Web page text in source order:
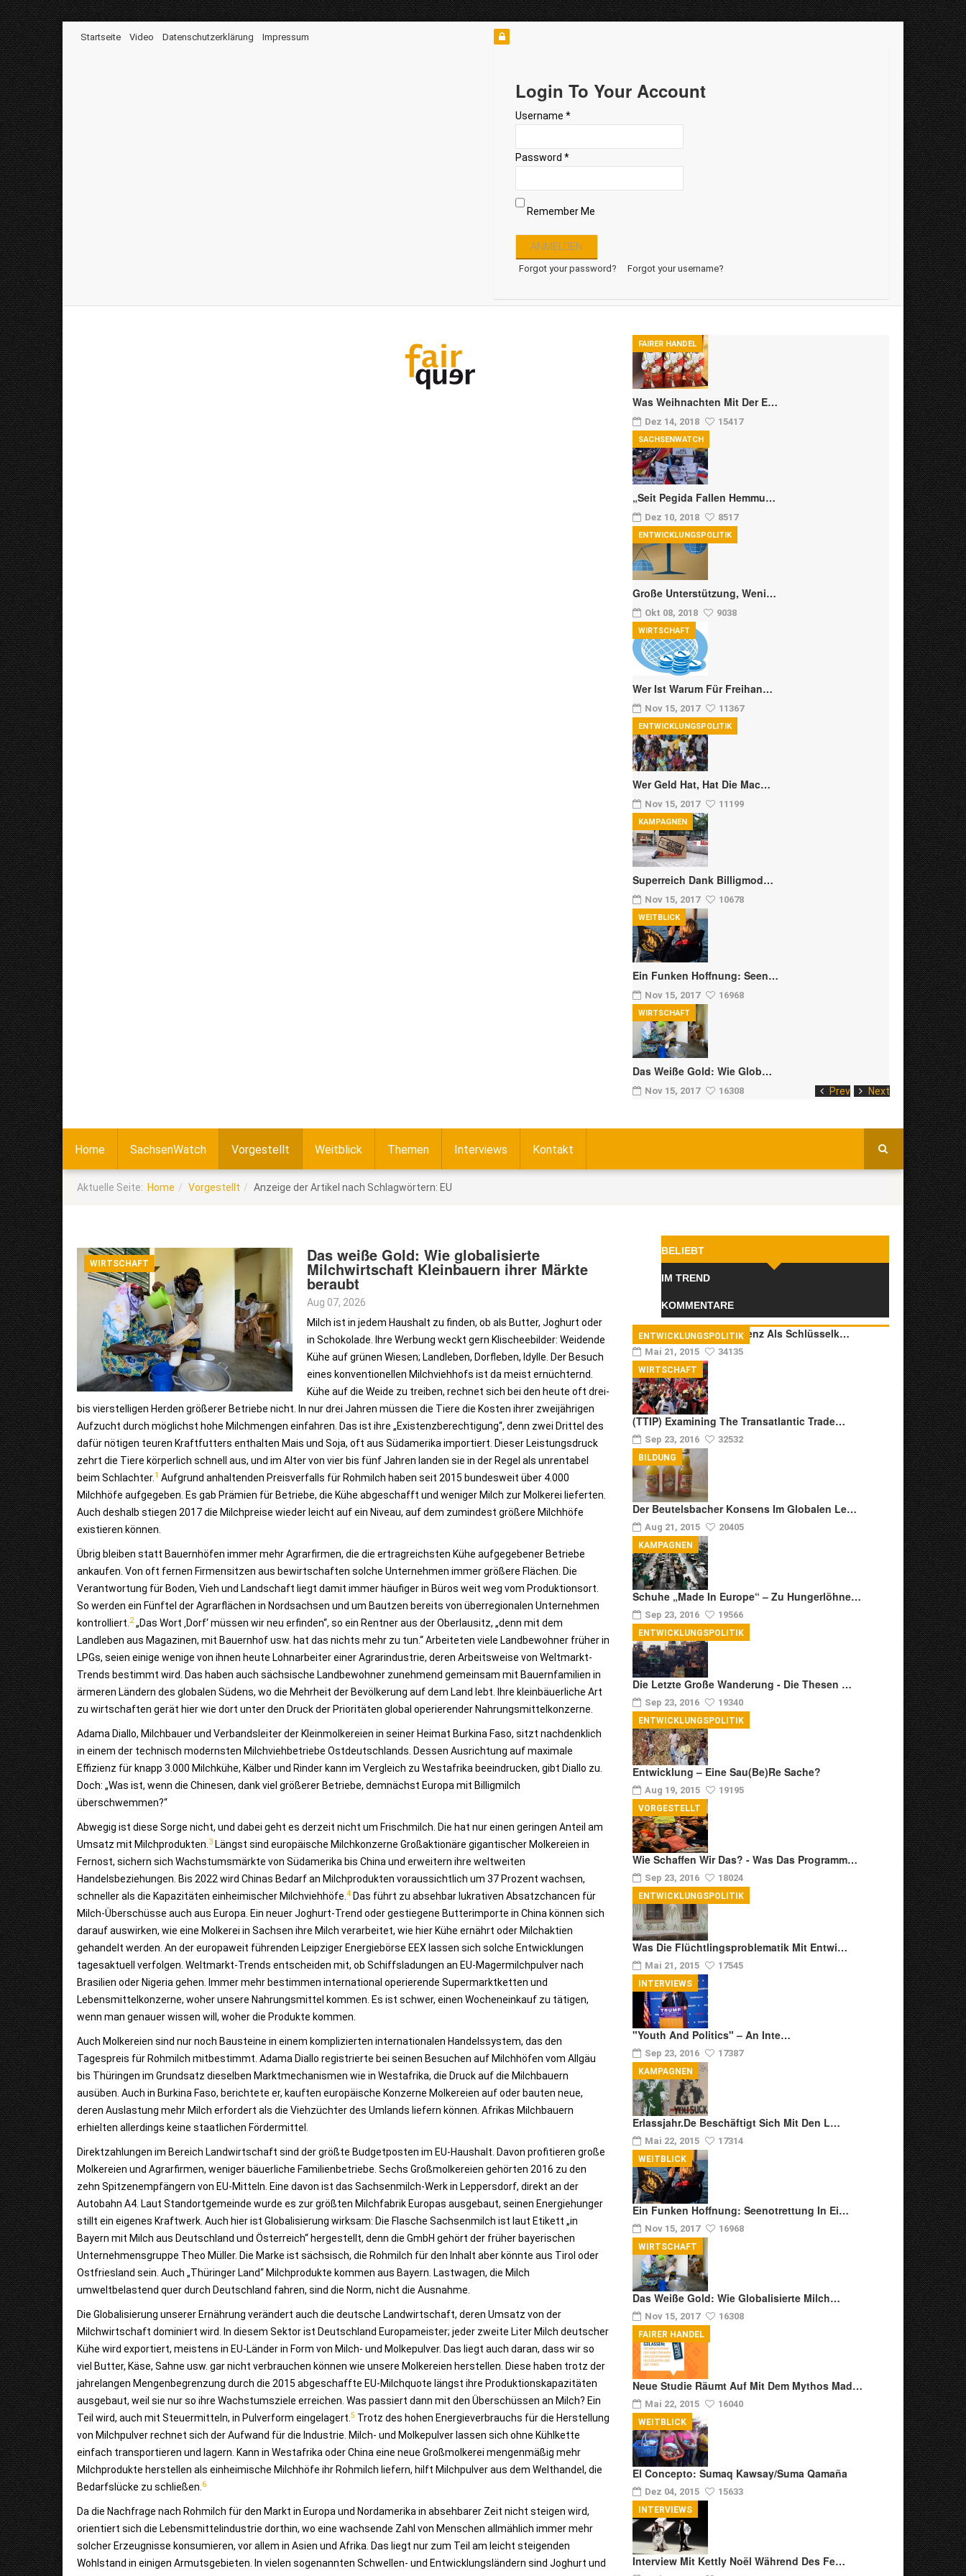
Startseite Video Datenschutzerklärung Impressum
Login To Your Account
Username *
Password *
Remember Me
Forgot your password? Forgot your username?
Prev Next
Was Weihnachten Mit Der E…
Dez 14, 2018 15417
FAIRER HANDEL
„Seit Pegida Fallen Hemmu…
Dez 10, 2018 8517
SACHSENWATCH
Große Unterstützung, Weni…
Okt 08, 2018 9038
ENTWICKLUNGSPOLITIK
Wer Ist Warum Für Freihan…
Nov 15, 2017 11367
WIRTSCHAFT
Wer Geld Hat, Hat Die Mac…
Nov 15, 2017 11199
ENTWICKLUNGSPOLITIK
Superreich Dank Billigmod…
Nov 15, 2017 10678
KAMPAGNEN
Ein Funken Hoffnung: Seen…
Nov 15, 2017 16968
WEITBLICK
Das Weiße Gold: Wie Glob…
Nov 15, 2017 16308
WIRTSCHAFT
Home SachsenWatch Vorgestellt Weitblick Themen Interviews Kontakt
Aktuelle Seite: Home Vorgestellt Anzeige der Artikel nach Schlagwörtern: EU
WIRTSCHAFT Das weiße Gold: Wie globalisierte
Milchwirtschaft Kleinbauern ihrer Märkte
beraubt
Aug 07, 2026
Milch ist in jedem Haushalt zu finden, ob als Butter, Joghurt oder
in Schokolade. Ihre Werbung weckt gern Klischee­bilder: Weidende
Kühe auf grünen Wiesen; Landleben, Dorfleben, Idylle. Der Besuch
eines konventionellen Milchviehhofs ist da meist ernüchternd.
Kühe auf die Weide zu treiben, rechnet sich bei den heute oft drei-
bis vierstelligen Herden größerer Betriebe nicht. In nur drei Jahren müssen die Tiere die Kosten ihrer zweijährigen
Aufzucht durch möglichst hohe Milchmengen einfahren. Das ist ihre „Existenzberechtigung“, denn zwei Drittel des
dafür nötigen teuren Kraftfutters enthalten Mais und Soja, oft aus Südamerika importiert. Dieser Leistungsdruck
zehrt die Tiere körperlich schnell aus, und im Alter von vier bis fünf Jahren landen sie in der Regel als unrentabel
beim Schlachter. 1 Aufgrund anhaltenden Preisverfalls für Rohmilch haben seit 2015 bundesweit über 4.000
Milchhöfe aufgegeben. Es gab Prämien für Betriebe, die Kühe abgeschafft und weniger Milch zur Molkerei lieferten.
Auch deshalb stiegen 2017 die Milchpreise wieder leicht auf ein Niveau, auf dem zumindest größere Milchhöfe
existieren können.
Übrig bleiben statt Bauernhöfen immer mehr Agrarfirmen, die die ertragreichsten Kühe aufgegebener Betriebe
ankaufen. Von oft fernen Firmensitzen aus bewirtschaften solche Unternehmen immer größere Flächen. Die
Verantwortung für Boden, Vieh und Landschaft liegt damit immer häufiger in Büros weit weg vom Produktionsort.
So werden ein Fünftel der Agrarflächen in Nordsachsen und um Bautzen bereits von überregionalen Unternehmen
kontrolliert. 2„Das Wort ‚Dorf‘ müssen wir neu erfinden“, so ein Rentner aus der Oberlausitz, „denn mit dem
Landleben aus Magazinen, mit Bauernhof usw. hat das nichts mehr zu tun.“ Arbeiteten viele Landbewohner früher in
LPGs, seien einige wenige von ihnen heute Lohnarbeiter einer Agrar­industrie, deren Arbeitsweise von Weltmarkt-
Trends bestimmt wird. Das haben auch sächsische Landbewohner zunehmend gemeinsam mit Bauernfamilien in
ärmeren Ländern des globalen Südens, wo die Mehrheit der Bevölkerung auf dem Land lebt. Ihre kleinbäuerliche Art
zu wirtschaften gerät hier wie dort unter den Druck der Prioritäten global operierender Nahrungsmittelkonzerne.
Adama Diallo, Milchbauer und Verbandsleiter der Kleinmolkereien in seiner Heimat Burkina Faso, sitzt nachdenklich
in einem der technisch modernsten Milchviehbetriebe Ost­deutschlands. Dessen Ausrichtung auf maximale
Effizienz für knapp 3.000 Milchkühe, Kälber und Rinder kann im Vergleich zu Westafrika beeindrucken, gibt Diallo zu.
Doch: „Was ist, wenn die Chinesen, dank viel größerer Betriebe, demnächst Europa mit Billigmilch
überschwemmen?“
Abwegig ist diese Sorge nicht, und dabei geht es derzeit nicht um Frischmilch. Die hat nur einen geringen Anteil am
Umsatz mit Milchprodukten. 3 Längst sind europäische Milchkonzerne Großaktionäre gigantischer Molkereien in
Fernost, sichern sich Wachstums­märkte von Südamerika bis China und erweitern ihre weltweiten
Handelsbeziehungen. Bis 2022 wird Chinas Bedarf an Milchprodukten voraussichtlich um 37 Prozent wachsen,
schneller als die Kapazitäten einheimischer Milchviehhöfe. 4 Das führt zu absehbar lukrativen Absatzchancen für
Milch-Überschüsse auch aus Europa. Ein neuer Joghurt-Trend oder gestiegene Butterimporte in China können sich
darauf auswirken, wie eine Molkerei in Sachsen ihre Milch verarbeitet, wie hier Kühe ernährt oder Milchaktien
gehandelt werden. An der europaweit führenden Leipziger Energiebörse EEX lassen sich solche Entwicklungen
tagesaktuell verfolgen. Weltmarkt-Trends entscheiden mit, ob Schiffsladungen an EU-Magermilchpulver nach
Brasilien oder Nigeria gehen. Immer mehr bestimmen international operierende Supermarktketten und
Lebensmittelkonzerne, woher unsere Nahrungsmittel kommen. Es ist schwer, einen Wocheneinkauf zu tätigen,
wenn man genauer wissen will, woher die Produkte kommen.
Auch Molkereien sind nur noch Bausteine in einem komplizierten internationalen Handelssystem, das den
Tagespreis für Rohmilch mitbestimmt. Adama Diallo registrierte bei seinen Besuchen auf Milchhöfen vom Allgäu
bis Thüringen im Grundsatz dieselben Marktmechanismen wie in Westafrika, die Druck auf die Milchbauern
ausüben. Auch in Burkina Faso, berichtete er, kauften europäische Konzerne Molkereien auf oder bauten neue,
deren Auslastung mehr Milch erfordert als die Viehzüchter des Umlands liefern können. Afrikas Milchbauern
erhielten allerdings keine staatlichen Fördermittel.
Direktzahlungen im Bereich Landwirtschaft sind der größte Budgetposten im EU-Haushalt. Davon profitieren große
Molkereien und Agrarfirmen, weniger bäuerliche Familienbetriebe. Sechs Großmolkereien gehörten 2016 zu den
zehn Spitzenempfängern von EU-Mitteln. Eine davon ist das Sachsenmilch-Werk in Leppersdorf, direkt an der
Autobahn A4. Laut Standortgemeinde wurde es zur größten Milchfabrik Europas ausgebaut, seinen Energiehunger
stillt ein eigenes Kraftwerk. Auch hier ist Globalisierung wirksam: Die Flasche Sachsenmilch ist laut Etikett „in
Bayern mit Milch aus Deutschland und Österreich“ hergestellt, denn die GmbH gehört der früher bayerischen
Unternehmensgruppe Theo Müller. Die Marke ist sächsisch, die Rohmilch für den Inhalt aber könnte aus Tirol oder
Ostfriesland sein. Auch „Thüringer Land“ Milchprodukte kommen aus Bayern. Lastwagen, die Milch
umweltbelastend quer durch Deutschland fahren, sind die Norm, nicht die Ausnahme.
Die Globalisierung unserer Ernährung verändert auch die deutsche Landwirtschaft, deren Umsatz von der
Milchwirtschaft dominiert wird. In diesem Sektor ist Deutschland Europameister; jeder zweite Liter Milch deutscher
Kühe wird exportiert, meistens in EU-Länder in Form von Milch- und Molkepulver. Das liegt auch daran, dass wir so
viel Butter, Käse, Sahne usw. gar nicht verbrauchen können wie unsere Molkereien herstellen. Diese haben trotz der
jahrelangen Mengenbegrenzung durch die 2015 abgeschaffte EU-Milchquote längst ihre Produktionskapazitäten
ausgebaut, weil sie nur so ihre Wachstumsziele erreichen. Was passiert dann mit den Überschüssen an Milch? Ein
Teil wird, auch mit Steuermitteln, in Pulverform eingelagert. 5 Trotz des hohen Energieverbrauchs für die Herstellung
von Milchpulver rechnet sich der Aufwand für die Industrie. Milch- und Molkepulver lassen sich ohne Kühlkette
einfach transportieren und lagern. Kann in Westafrika oder China eine neue Großmolkerei mengenmäßig mehr
Milchprodukte herstellen als einheimische Milchhöfe ihr Rohmilch liefern, hilft Milchpulver aus dem Welthandel, die
Bedarfslücke zu schließen. 6
Da die Nachfrage nach Rohmilch für den Markt in Europa und Nordamerika in absehbarer Zeit nicht steigen wird,
orientiert sich die Lebens­mittel­industrie dorthin, wo eine wachsende Zahl von Menschen allmählich immer mehr
solcher Erzeugnisse konsumieren, vor allem in Asien und Afrika. Das liegt nur zum Teil am leicht steigenden
Wohlstand in einigen Armutsgebieten. In vielen sogenannten Schwellen- und Entwicklungsländern sind Joghurt und
BELIEBT
IM TREND
KOMMENTARE
Transkulturelle Kompetenz Als Schlüsselk…
Mai 21, 2015 34135
ENTWICKLUNGSPOLITIK
(TTIP) Examining The Transatlantic Trade…
Sep 23, 2016 32532
WIRTSCHAFT
Der Beutelsbacher Konsens Im Globalen Le…
Aug 21, 2015 20405
BILDUNG
Schuhe „Made In Europe“ – Zu Hungerlöhne…
Sep 23, 2016 19566
KAMPAGNEN
Die Letzte Große Wanderung - Die Thesen …
Sep 23, 2016 19340
ENTWICKLUNGSPOLITIK
Entwicklung – Eine Sau(be)re Sache?
Aug 19, 2015 19195
ENTWICKLUNGSPOLITIK
Wie Schaffen Wir Das? - Was Das Programm…
Sep 23, 2016 18024
VORGESTELLT
Was Die Flüchtlingsproblematik Mit Entwi…
Mai 21, 2015 17545
ENTWICKLUNGSPOLITIK
"Youth And Politics" – An Inte…
Sep 23, 2016 17387
INTERVIEWS
Erlassjahr.de Beschäftigt Sich Mit Den L…
Mai 22, 2015 17314
KAMPAGNEN
Ein Funken Hoffnung: Seenotrettung In Ei…
Nov 15, 2017 16968
WEITBLICK
Das Weiße Gold: Wie Globalisierte Milch…
Nov 15, 2017 16308
WIRTSCHAFT
Neue Studie Räumt Auf Mit Dem Mythos Mad…
Mai 22, 2015 16040
FAIRER HANDEL
El Concepto: Sumaq Kawsay/Suma Qamaña
Dez 04, 2015 15633
WEITBLICK
Interview Mit Kettly Noël Während Des Fe…
INTERVIEWS